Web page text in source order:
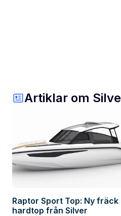
Artiklar om
Raptor Sport Top: Ny fräck
hardtop från Silver